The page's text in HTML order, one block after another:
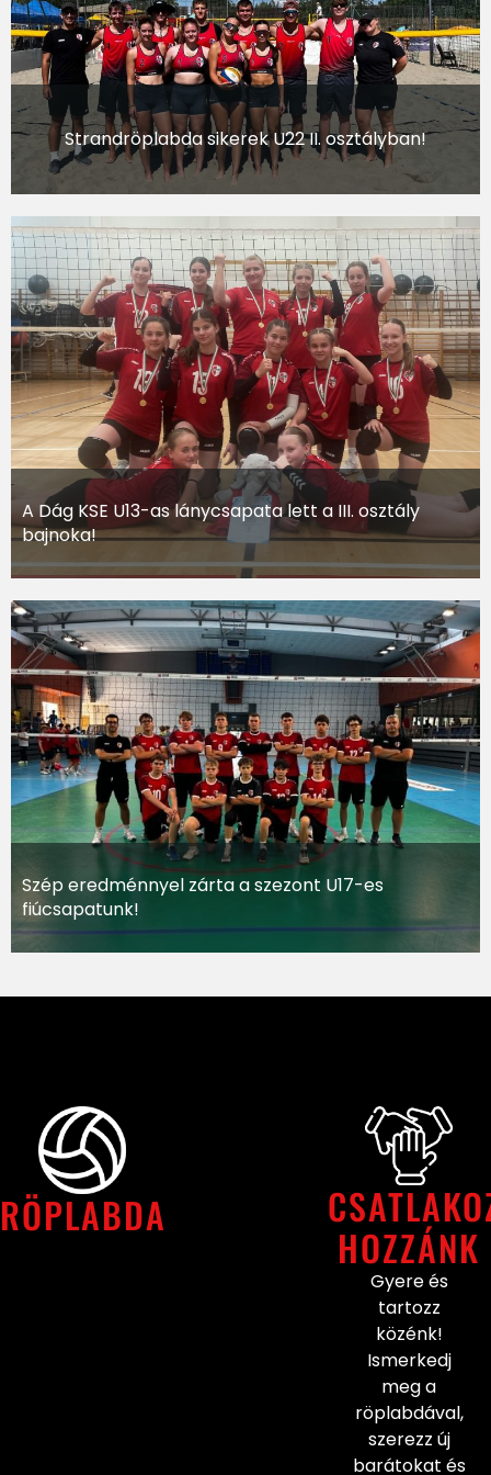
Strandröplabda sikerek U22 II. osztályban!
A Dág KSE U13-as lánycsapata lett a III. osztály
bajnoka!
Szép eredménnyel zárta a szezont U17-es
fiúcsapatunk!
RÖPLABDA
HOZZÁNK
Gyere és
tartozz
közénk!
Ismerkedj
meg a
röplabdával,
szerezz új
barátokat és